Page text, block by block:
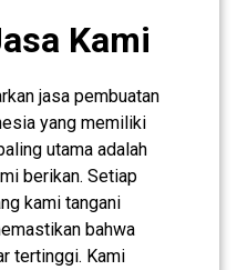
Kami
jasa pembuatan
yang memiliki
utama adalah
berikan. Setiap
kami tangani
bahwa
tertinggi. Kami